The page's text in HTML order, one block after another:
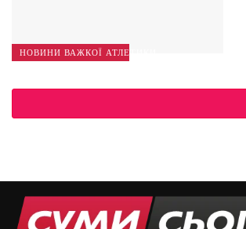
НОВИНИ ВАЖКОЇ АТЛЕТИКИ